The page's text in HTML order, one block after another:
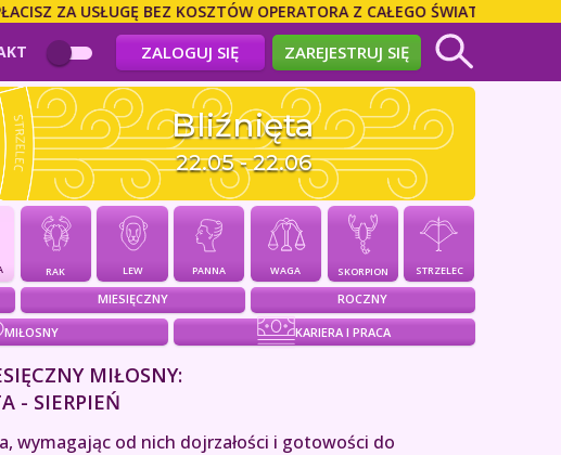
USŁUGĘ BEZ KOSZTÓW OPERATORA Z CAŁEGO ŚWIATA! DZWOŃ
ZALOGUJ SIĘ ZAREJESTRUJ SIĘ
Bliźnięta
22.05 - 22.06
RAK LEW PANNA WAGA SKORPION STRZELEC
MIESIĘCZNY ROCZNY
MIŁOSNY KARIERA I PRACA
MIŁOSNY:
- SIERPIEŃ
wymagając od nich dojrzałości i gotowości do